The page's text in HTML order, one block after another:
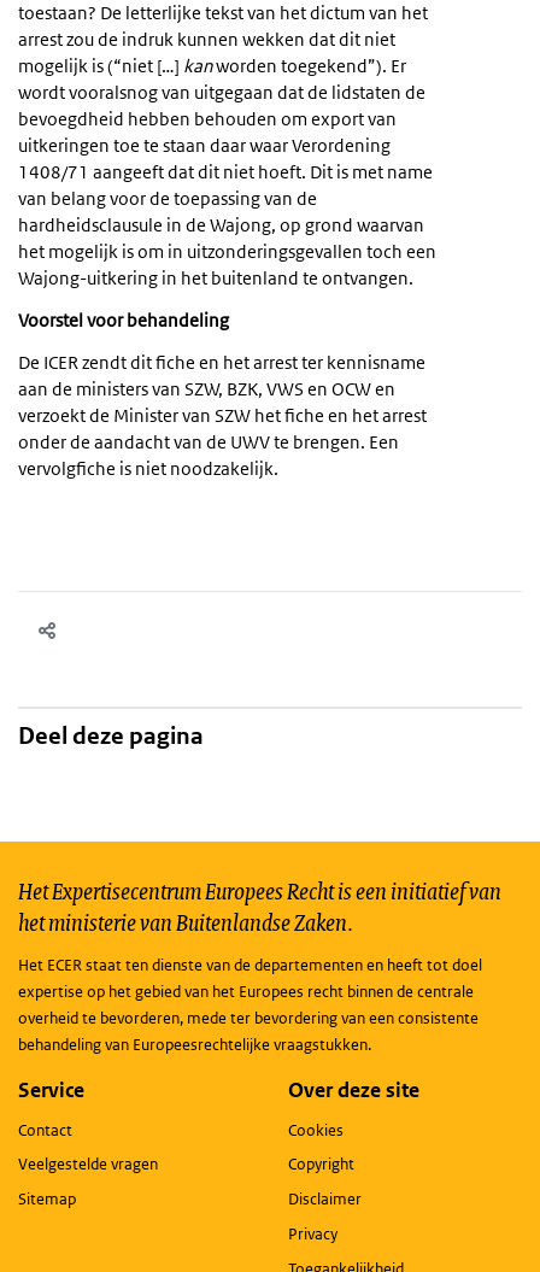
toestaan? De letterlijke tekst van het dictum van het
arrest zou de indruk kunnen wekken dat dit niet
mogelijk is (“niet […] kanworden toegekend”). Er
wordt vooralsnog van uitgegaan dat de lidstaten de
bevoegdheid hebben behouden om export van
uitkeringen toe te staan daar waar Verordening
1408/71 aangeeft dat dit niet hoeft. Dit is met name
van belang voor de toepassing van de
hardheidsclausule in de Wajong, op grond waarvan
het mogelijk is om in uitzonderingsgevallen toch een
Wajong-uitkering in het buitenland te ontvangen.
Voorstel voor behandeling
De ICER zendt dit fiche en het arrest ter kennisname
aan de ministers van SZW, BZK, VWS en OCW en
verzoekt de Minister van SZW het fiche en het arrest
onder de aandacht van de UWV te brengen. Een
vervolgfiche is niet noodzakelijk.
Deel deze pagina
Het Expertisecentrum Europees Recht is een initiatief van
het ministerie van Buitenlandse Zaken.
Het ECER staat ten dienste van de departementen en heeft tot doel
expertise op het gebied van het Europees recht binnen de centrale
overheid te bevorderen, mede ter bevordering van een consistente
behandeling van Europeesrechtelijke vraagstukken.
Service
Contact
Veelgestelde vragen
Sitemap
Over deze site
Cookies
Copyright
Disclaimer
Privacy